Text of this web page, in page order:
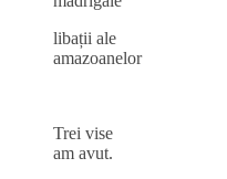
libații ale
amazoanelor
Trei vise
am avut.